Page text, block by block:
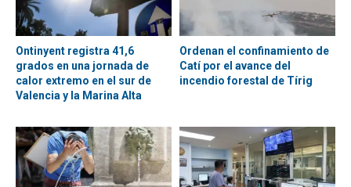
Ontinyent registra 41,6
grados en una jornada de
calor extremo en el sur de
Valencia y la Marina Alta
Ordenan el confinamiento de
Catí por el avance del
incendio forestal de Tírig